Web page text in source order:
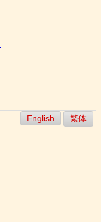
English 繁体